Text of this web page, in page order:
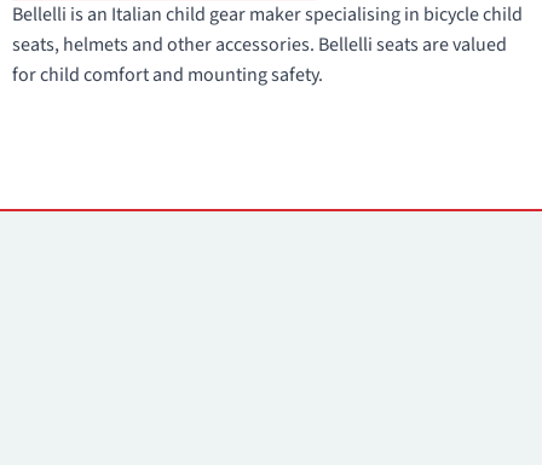
Bellelli is an Italian child gear maker specialising in bicycle child
seats, helmets and other accessories. Bellelli seats are valued
for child comfort and mounting safety.